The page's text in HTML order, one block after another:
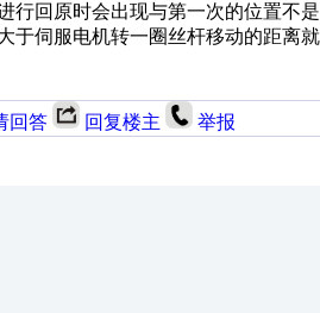
行回原时会出现与第一次的位置不
于伺服电机转一圈丝杆移动的距离
回答 回复楼主 举报